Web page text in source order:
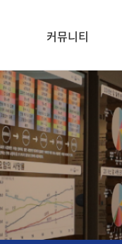
커뮤니티